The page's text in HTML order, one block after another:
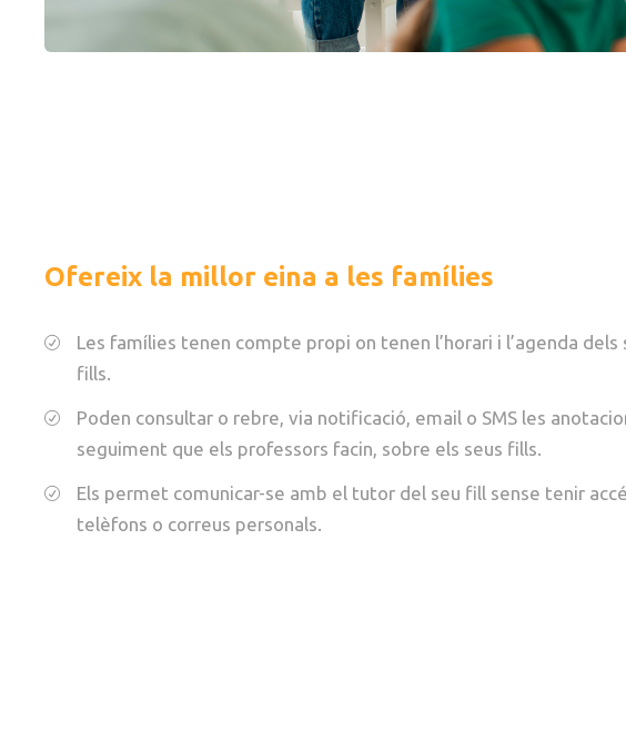
Ofereix la millor eina a les famílies
Les famílies tenen compte propi on tenen l’horari i l’agenda dels
fills.
Poden consultar o rebre, via notificació, email o SMS les
seguiment que els professors facin, sobre els seus fills.
Els permet comunicar-se amb el tutor del seu fill sense tenir
telèfons o correus personals.